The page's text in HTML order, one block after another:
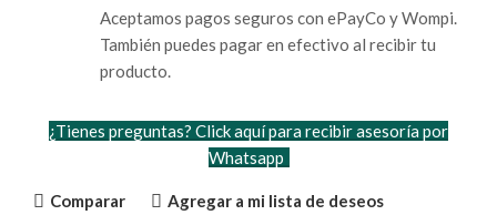
Aceptamos pagos seguros con ePayCo y Wompi.
También puedes pagar en efectivo al recibir tu
producto.
¿Tienes preguntas? Click aquí para recibir asesoría por
Whatsapp
Comparar Agregar a mi lista de deseos